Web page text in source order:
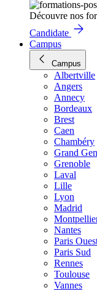
Découvre nos
Candidate
Campus
Campus
Albertville
Angers
Annecy
Bordeaux
Brest
Caen
Chambéry
Grand
Grenoble
Laval
Lille
Lyon
Madrid
Nantes
Paris
Paris Sud
Rennes
Toulouse
Vannes